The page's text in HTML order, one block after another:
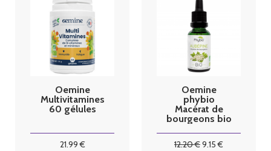
Oemine
Multivitamines
60 gélules
21.99€
Oemine
phybio
Macérat de
bourgeons bio
12.20€9.15 €